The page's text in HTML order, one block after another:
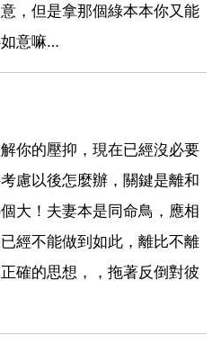
，但是拿那個綠本本你又能
意嘛…
你的壓抑，現在已經沒必要
慮以後怎麼辦，關鍵是離和
大！夫妻本是同命鳥，應相
經不能做到如此，離比不離
確的思想，，拖著反倒對彼